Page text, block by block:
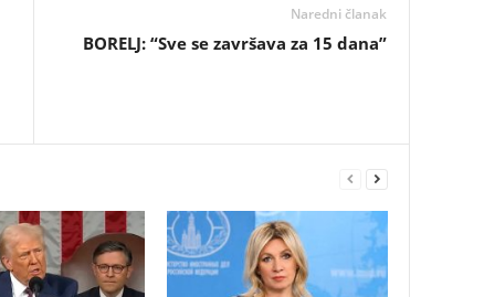
Naredni članak
BORELJ: “Sve se završava za 15 dana”